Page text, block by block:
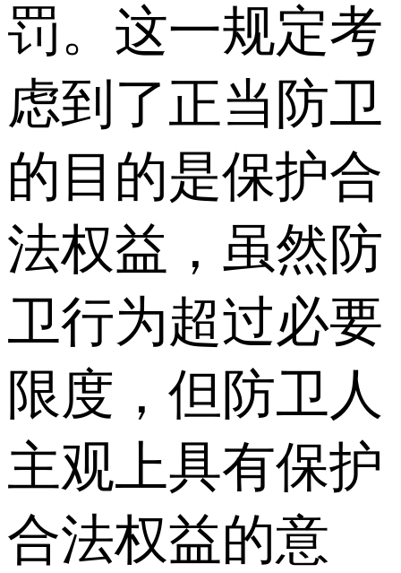
罚。这一规定考
虑到了正当防卫
的目的是保护合
法权益，虽然防
卫行为超过必要
限度，但防卫人
主观上具有保护
合法权益的意